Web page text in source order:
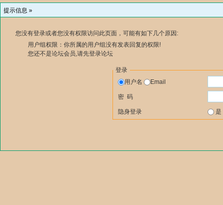
提示信息 »
您没有登录或者您没有权限访问此页面，可能有如下几个原因:
用户组权限：你所属的用户组没有发表回复的权限!
您还不是论坛会员,请先登录论坛
登录
用户名
Email
密 码
隐身登录